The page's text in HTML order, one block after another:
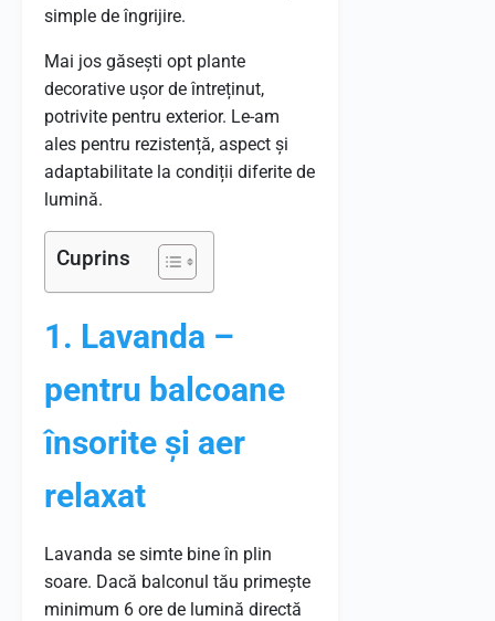
simple de îngrijire.
Mai jos găsești opt plante
decorative ușor de întreținut,
potrivite pentru exterior. Le-am
ales pentru rezistență, aspect și
adaptabilitate la condiții diferite de
lumină.
Cuprins
1. Lavanda –
pentru balcoane
însorite și aer
relaxat
Lavanda se simte bine în plin
soare. Dacă balconul tău primește
minimum 6 ore de lumină directă